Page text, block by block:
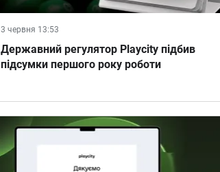
3 червня 13:53
Державний регулятор Playcity підбив
підсумки першого року роботи